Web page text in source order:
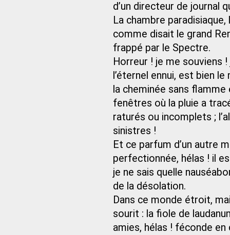
d’un directeur de journal
La chambre
comme disait le grand
frappé par le Spectre.
Horreur ! je me souviens
l’éternel ennui, est bien
la cheminée sans
fenêtres où la pluie a
raturés ou incomplets ;
sinistres !
Et ce parfum d’un autre
perfectionnée, hélas ! il
je ne sais quelle
de la désolation.
Dans ce monde étroit,
sourit : la fiole de
amies, hélas ! féconde